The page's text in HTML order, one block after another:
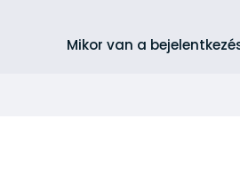
Mikor van a